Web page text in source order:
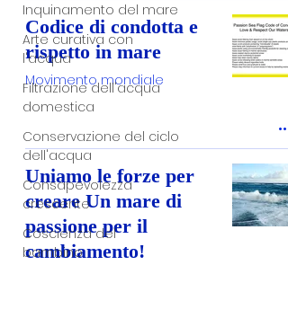
Inquinamento del mare
Arte curativa con
l'acqua
Filtrazione dell'acqua
domestica
Conservazione del ciclo
dell'acqua
Consapevolezza
crescente
Coscienza del
bambino
Codice di condotta e
rispetto in mare
Movimento mondiale
Uniamo le forze per
creare Un mare di
passione per il
cambiamento!